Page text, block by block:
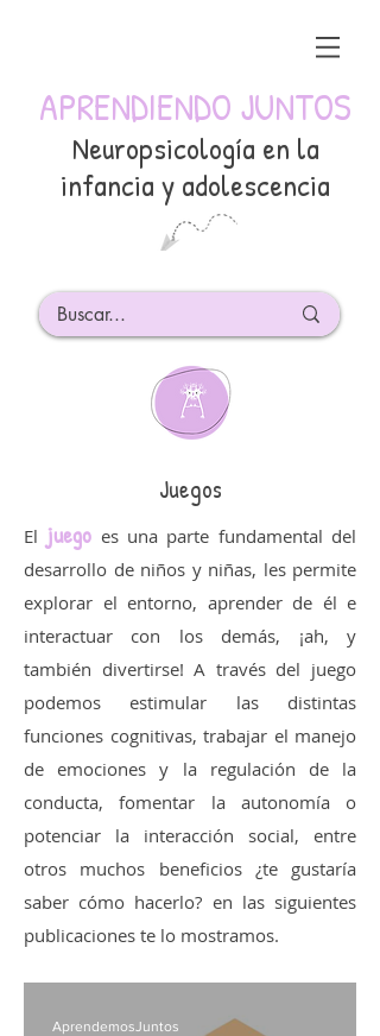
APRENDIENDO JUNTOS
Neuropsicología en la
infancia y adolescencia
Juegos
El juego es una parte fundamental del
desarrollo de niños y niñas, les permite
explorar el entorno, aprender de él e
interactuar con los demás, ¡ah, y
también divertirse! A través del juego
podemos estimular las distintas
funciones cognitivas, trabajar el manejo
de emociones y la regulación de la
conducta, fomentar la autonomía o
potenciar la interacción social, entre
otros muchos beneficios ¿te gustaría
saber cómo hacerlo? en las siguientes
publicaciones te lo mostramos.
AprendemosJuntos